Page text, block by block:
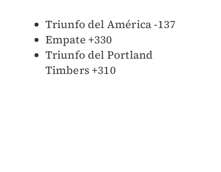
Triunfo del América -137
Empate +330
Triunfo del Portland
Timbers +310